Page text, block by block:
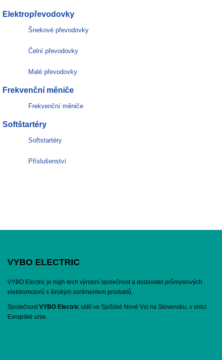
Elektropřevodovky
Šnekové převodovky
Čelní převodovky
Malé převodovky
Frekvenční měniče
Frekvenční měniče
Softštartéry
Softstartéry
Příslušenství
VYBO ELECTRIC
VYBO Electric je high-tech výrobní společnost a dodavatel průmyslových
elektromotorů s širokým sortimentem produktů.
SpolečnostVYBO Electric sídlí ve Spišské Nové Vsi na Slovensku, v srdci
Evropské unie.